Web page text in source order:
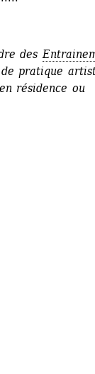
des
pratique
résidence ou